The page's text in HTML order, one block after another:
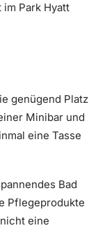
Park Hyatt
genügend Platz
Minibar und
eine Tasse
Bad
Pflegeprodukte
eine